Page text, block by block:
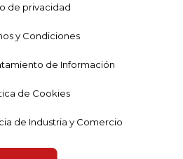
de privacidad
y Condiciones
de Información
de Cookies
de Industria y Comercio